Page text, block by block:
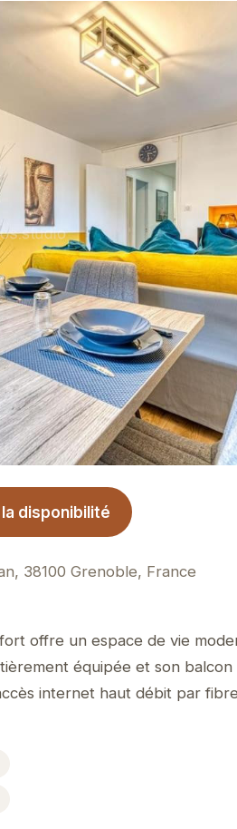
disponibilité
38100 Grenoble, France
offre un espace de vie
équipée et son
internet haut débit par